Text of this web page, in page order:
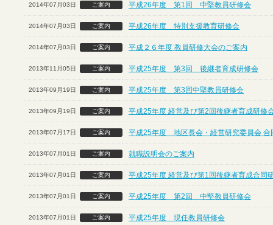
2014年07月03日 ご案内 平成26年度 第1回 中堅教員研修会
2014年07月03日 ご案内 平成26年度 特別支援教育研修会
2014年07月03日 ご案内 平成２６年度 教員研修大会のご案内
2013年11月05日 ご案内 平成25年度 第3回 後継者育成研修会
2013年09月19日 ご案内 平成25年度 第3回中堅教員研修会
2013年09月19日 ご案内 平成25年度 経営及び第2回後継者育成研修
2013年07月17日 ご案内 平成25年度 地区長会・経営研究委員会 合
2013年07月01日 ご案内 就職説明会のご案内
2013年07月01日 ご案内 平成25年度 経営及び第1回後継者育成合同
2013年07月01日 ご案内 平成25年度 第2回 中堅教員研修会
2013年07月01日 ご案内 平成25年度 現任教員研修会